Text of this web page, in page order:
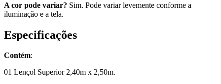
A cor pode variar? Sim. Pode variar levemente conforme a
iluminação e a tela.
Especificações
Contém:
01 Lençol Superior 2,40m x 2,50m.